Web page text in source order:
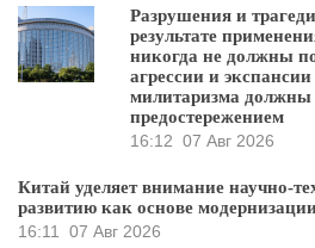
Разрушения и
результате
никогда не должны
агрессии и
милитаризма должны
предостережением
16:12 07 Авг 2026
Китай уделяет внимание научно-
развитию как основе
16:11
07 Авг 2026